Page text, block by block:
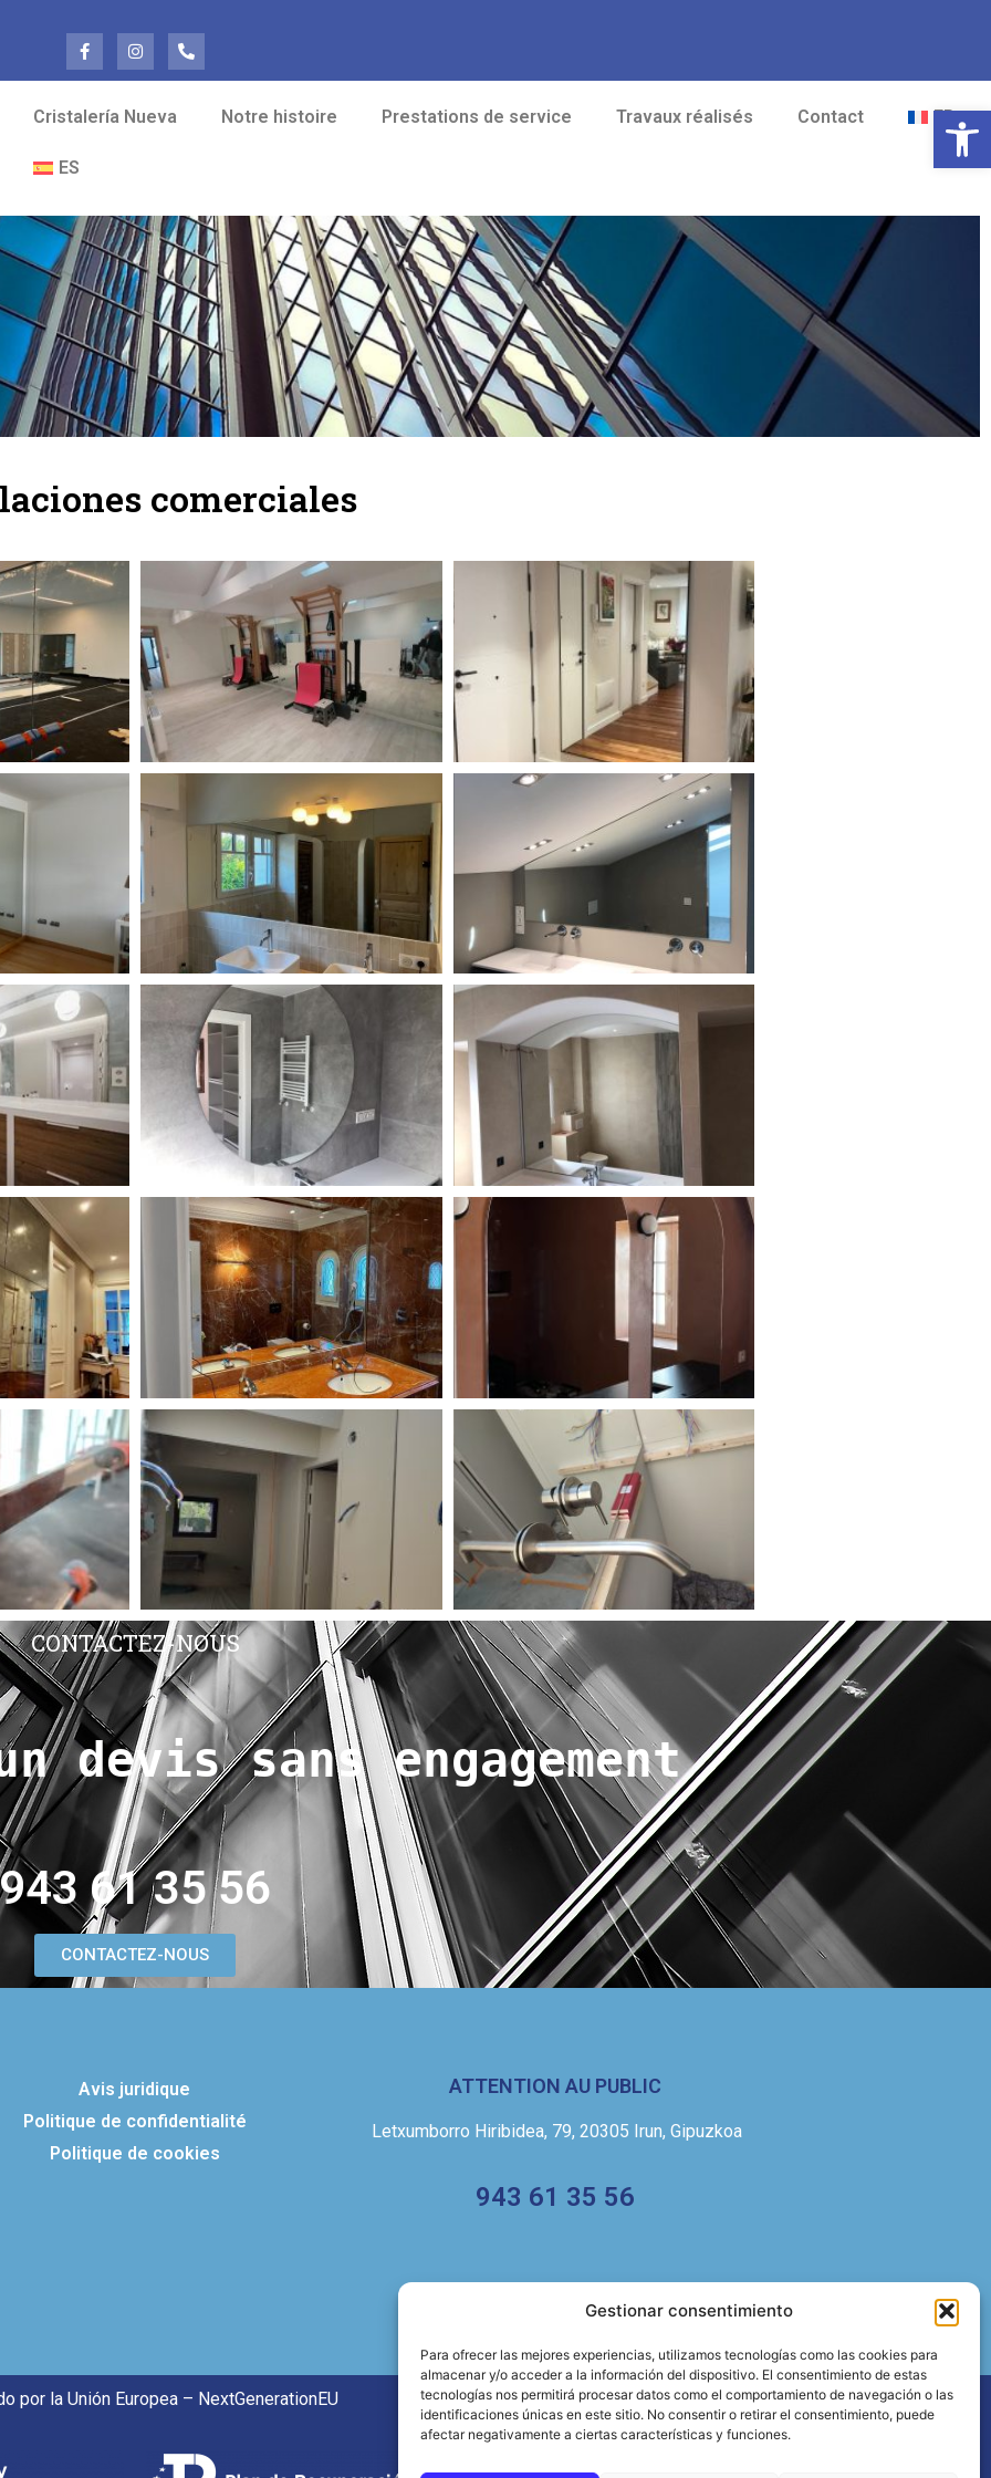
Ouvrir
Gestionar consentimiento
Para ofrecer las mejores experiencias, utilizamos tecnologías como las cookies para
almacenar y/o acceder a la información del dispositivo. El consentimiento de estas
tecnologías nos permitirá procesar datos como el comportamiento de navegación o las
identificaciones únicas en este sitio. No consentir o retirar el consentimiento, puede
afectar negativamente a ciertas características y funciones.
Cristalería Nueva Notre histoire Prestations de service Travaux réalisés Contact FR
ES
comerciales
CONTACTEZ-NOUS
devis sans engagement
943 61 35 56
CONTACTEZ-NOUS
Avis juridique
Politique de confidentialité
Politique de cookies
ATTENTION AU PUBLIC
Letxumborro Hiribidea, 79, 20305 Irun, Gipuzkoa
943 61 35 56
por la Unión Europea – NextGenerationEU